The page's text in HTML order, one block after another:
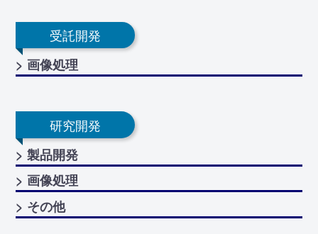
受託開発
> 画像処理
研究開発
> 製品開発
> 画像処理
> その他